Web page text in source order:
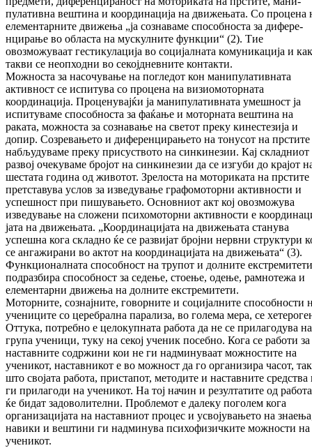
пулативна вештина и координација на дви­жењата. Со процена
елементарните дви­жења „ја сознаваме способноста за ди­фе­ре­
нцирање во областа на мускулните функ­ции“ (2). Тие
овозможуваат гестикулација во со­цијалната комуникација и
такви се неоп­ходни во секојдневните контакти.
Мож­носта за насочување на погледот кон ма­нипулативната
активност се испитува со про­цена на визиомоторната
координација. Про­ценувајќи ја манипулативната умешност ја
испитуваме способноста за фаќање и мо­тор­ната вештина на
раката, можноста за соз­на­вање на светот преку кинестезија и
допир. Созревањето и диференцирањето на тонусот на прстите
набљудуваме преку при­сус­т­во­то на синкинезии. Кај складниот
развој оче­куваме бројот на синкинезии да се изгуби до крајот
шестата година од животот. Зре­лос­та на моториката на прстите
претставува услов за изведување графомоторни актив­нос­ти и
успешност при пишувањето. Основ­ниот акт кој овозможува
изведување на сло­же­ни психомоторни активности е
јата на движењата. „Координацијата на дви­жењата станува
успешна кога складно ќе се развијат бројни нервни структури
се анга­жирани во актот на координацијата на дви­жењата“ (3).
Функционалната спо­соб­ност на трупот и долните екстремитети
под­раз­бира способност за седење, стоење, оде­ње, рамнотежа и
елементарни движења на дол­ните екстремитети.
Моторните, сознајните, говорните и соци­јал­ни­те способности
учениците со цере­б­рал­на парализа, во голема мера, се
Отту­ка, потребно е целокупната работа да не се прилагодува на
група ученици, туку на секој ученик посебно. Кога се работи за
нас­тав­ните содржини кои не ги надминуваат мож­ностите на
ученикот, наставникот е во мож­ност да го организира часот,
што сво­јата работа, пристапот, методите и нас­тав­ните средства
ги прилагоди на уче­ни­кот. На тој начин и резултатите од
ќе бидат задоволителни. Проблемот е далеку по­голем кога
организацијата на наставниот про­цес и усвојувањето на
навики и веш­тини ги надминува психофизичките мож­ности на
ученикот.